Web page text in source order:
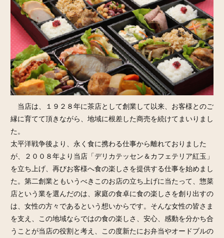
当店は、１９２８年に茶店として創業して以来、お客様とのご
縁に育てて頂きながら、地域に根差した商売を続けてまいりまし
た。
太平洋戦争後より、永く食に携わる仕事から離れておりました
が、２００８年より当店「デリカテッセン＆カフェテリア紅玉」
を立ち上げ、再びお客様へ食の楽しさを提供する仕事を始めまし
た。第二創業ともいうべきこのお店の立ち上げに当たって、惣菜
店という業を選んだのは、家庭の食卓に食の楽しさを創り出すの
は、女性の方々であるという想いからです。そんな女性の皆さま
を支え、この地域ならではの食の楽しさ、安心、感動を分かち合
うことが当店の役割と考え、この度新たにお弁当やオードブルの